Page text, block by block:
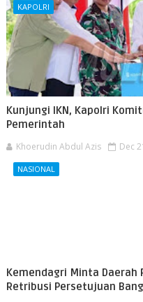
KAPOLRI
Kunjungi IKN, Kapolri
Pemerintah
Khoerudin Abdul Azis Dec
NASIONAL
Kemendagri Minta Daerah
Retribusi Persetujuan